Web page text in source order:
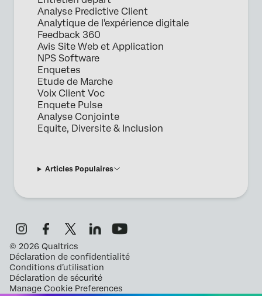
Analyse Predictive Client
Analytique de l'expérience digitale
Feedback 360
Avis Site Web et Application
NPS Software
Enquetes
Etude de Marche
Voix Client Voc
Enquete Pulse
Analyse Conjointe
Equite, Diversite & Inclusion
Articles Populaires
© 2026 Qualtrics
Déclaration de confidentialité
Conditions d’utilisation
Déclaration de sécurité
Manage Cookie Preferences